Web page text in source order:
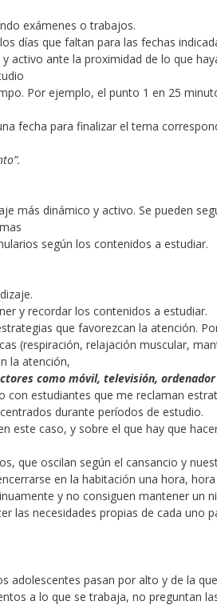
exámenes o trabajos.
días que faltan para las fechas
activo ante la proximidad de lo que
Por ejemplo, el punto 1 en 25
fecha para finalizar el tema
más dinámico y activo. Se pueden
según los contenidos a estudiar.
y recordar los contenidos a estudiar.
que favorezcan la atención.
(respiración, relajación muscular,
la atención,
como móvil, televisión,
con estudiantes que me reclaman
durante períodos de estudio.
este caso, y sobre el que hay que
que oscilan según el cansancio y
en la habitación una hora,
y no consiguen mantener un
las necesidades propias de cada uno
adolescentes pasan por alto y de la
a lo que se trabaja, no preguntan